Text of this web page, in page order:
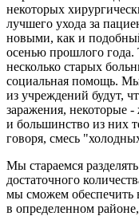
некоторых
лучшего ухода за
новыми, как и
осенью прошлого
несколько старых
социальная помощь.
из учреждений будут,
заражения, некоторые
и большинство из них
говоря, смесь
Мы стараемся
достаточного
мы сможем обеспечить
в определенном